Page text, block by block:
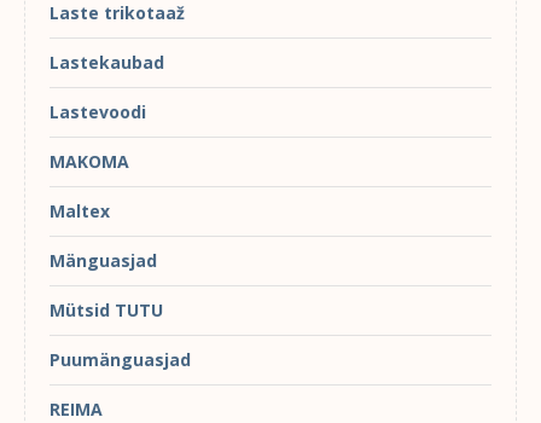
Laste trikotaaž
Lastekaubad
Lastevoodi
MAKOMA
Maltex
Mänguasjad
Mütsid TUTU
Puumänguasjad
REIMA